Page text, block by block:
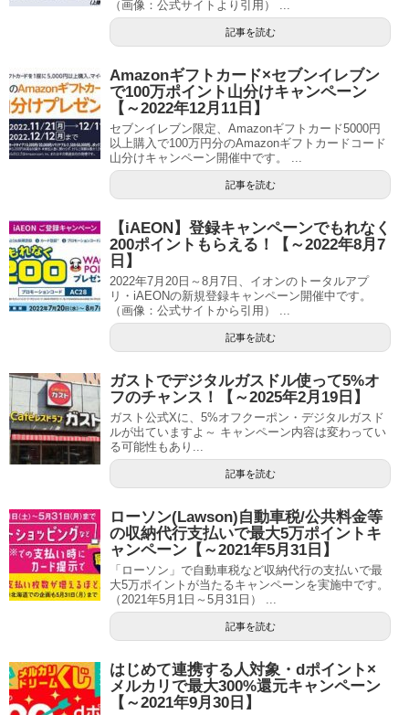
（画像：公式サイトより引用） ...
記事を読む
Amazonギフトカード×セブンイレブン
で100万ポイント山分けキャンペーン
【～2022年12月11日】
セブンイレブン限定、Amazonギフトカード5000円
以上購入で100万円分のAmazonギフトカードコード
山分けキャンペーン開催中です。 ...
記事を読む
【iAEON】登録キャンペーンでもれなく
200ポイントもらえる！【～2022年8月7
日】
2022年7月20日～8月7日、イオンのトータルアプ
リ・iAEONの新規登録キャンペーン開催中です。
（画像：公式サイトから引用） ...
記事を読む
ガストでデジタルガスドル使って5%オ
フのチャンス！【～2025年2月19日】
ガスト公式Xに、5%オフクーポン・デジタルガスド
ルが出ていますよ～ キャンペーン内容は変わってい
る可能性もあり...
記事を読む
ローソン(Lawson)自動車税/公共料金等
の収納代行支払いで最大5万ポイントキ
ャンペーン【～2021年5月31日】
「ローソン」で自動車税など収納代行の支払いで最
大5万ポイントが当たるキャンペーンを実施中です。
（2021年5月1日～5月31日） ...
記事を読む
はじめて連携する人対象・dポイント×
メルカリで最大300%還元キャンペーン
【～2021年9月30日】